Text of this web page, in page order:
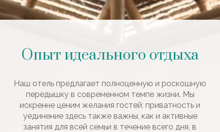
Опыт идеального отдыха
Наш отель предлагает полноценную и роскошную
передышку в современном темпе жизни. Мы
искренне ценим желания гостей: приватность и
уединение здесь также важны, как и активные
занятия для всей семьи в течение всего дня, в